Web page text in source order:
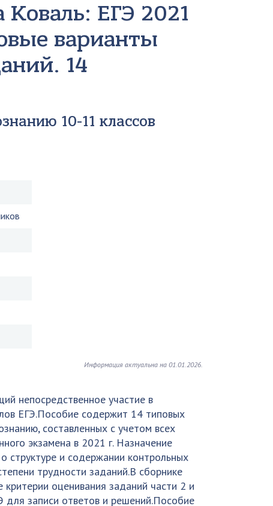
Коваль: ЕГЭ 2021
варианты
14
10-11 классов
Информация актуальна на 01.01.2026.
непосредственное участие в
ЕГЭ.Пособие содержит 14 типовых
составленных с учетом всех
экзамена в 2021 г. Назначение
и содержании контрольных
трудности заданий.В сборнике
оценивания заданий части 2 и
для записи ответов и решений.Пособие